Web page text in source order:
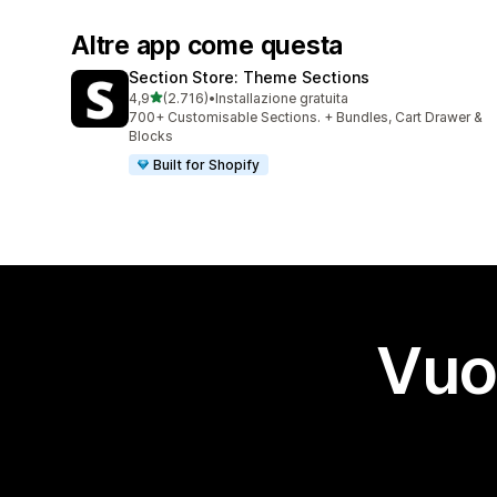
Altre app come questa
Section Store: Theme Sections
4,9stelle su 5
(2.716)
2716 recensioni totali
•Installazione gratuita
700+ Customisable Sections. + Bundles, Cart Drawer &
Blocks
Built for Shopify